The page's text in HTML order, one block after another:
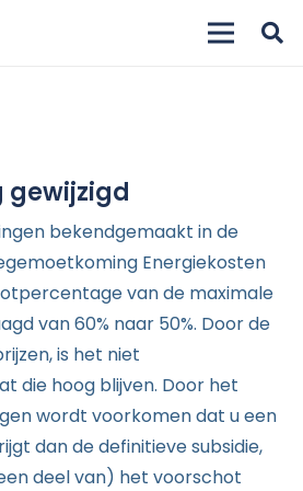
gewijzigd
bekendgemaakt in de
Energiekosten
van de maximale
van 60% naar 50%. Door de
is het niet
die hoog blijven. Door het
wordt voorkomen dat u een
dan de definitieve subsidie,
deel van) het voorschot